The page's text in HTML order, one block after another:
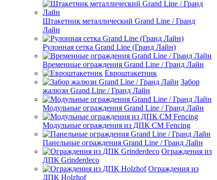
Штакетник металлический Grand Line / Гранд
Лайн
Рулонная сетка Grand Line (Гранд Лайн)
Временные ограждения Grand Line / Гранд Лайн
Евроштакетник
Забор
жалюзи Grand Line / Гранд Лайн
Модульные ограждения Grand Line / Гранд Лайн
Модульные ограждения из ДПК CM Fencing
Панельные ограждения Grand Line / Гранд Лайн
Ограждения из
ДПК Grinderdeco
Ограждения из
ДПК Holzhof